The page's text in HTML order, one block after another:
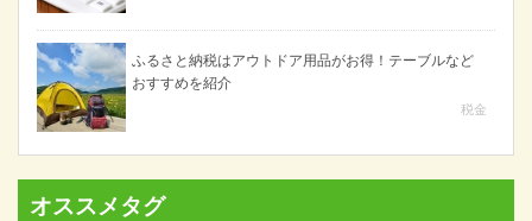
ふるさと納税はアウトドア用品がお得！テーブルなど
おすすめを紹介
税金
オススメタグ